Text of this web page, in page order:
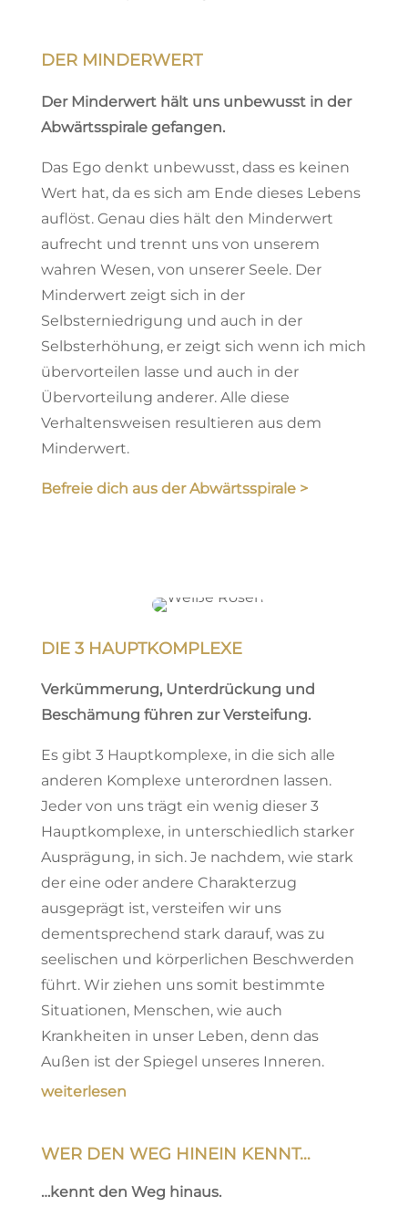
DER MINDERWERT
Der Minderwert hält uns unbewusst in der
Abwärtsspirale gefangen.
Das Ego denkt unbewusst, dass es keinen
Wert hat, da es sich am Ende dieses Lebens
auflöst. Genau dies hält den Minderwert
aufrecht und trennt uns von unserem
wahren Wesen, von unserer Seele. Der
Minderwert zeigt sich in der
Selbsterniedrigung und auch in der
Selbsterhöhung, er zeigt sich wenn ich mich
übervorteilen lasse und auch in der
Übervorteilung anderer. Alle diese
Verhaltensweisen resultieren aus dem
Minderwert.
Befreie dich aus der Abwärtsspirale >
DIE 3 HAUPTKOMPLEXE
Verkümmerung, Unterdrückung und
Beschämung führen zur Versteifung.
Es gibt 3 Hauptkomplexe, in die sich alle
anderen Komplexe unterordnen lassen.
Jeder von uns trägt ein wenig dieser 3
Hauptkomplexe, in unterschiedlich starker
Ausprägung, in sich. Je nachdem, wie stark
der eine oder andere Charakterzug
ausgeprägt ist, versteifen wir uns
dementsprechend stark darauf, was zu
seelischen und körperlichen Beschwerden
führt. Wir ziehen uns somit bestimmte
Situationen, Menschen, wie auch
Krankheiten in unser Leben, denn das
Außen ist der Spiegel unseres Inneren.
weiterlesen
WER DEN WEG HINEIN KENNT…
…kennt den Weg hinaus.